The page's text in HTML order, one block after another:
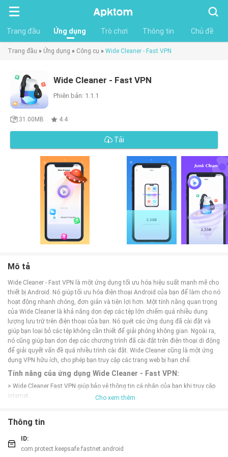
Tìm
kiếm
Trang đầu
Ứng dụng Trò chơi Thông tin Chủ đề
Trang đầu » Ứng dụng » Công cụ » Wide Cleaner - Fast VPN
Wide Cleaner - Fast VPN
Phiên bản: 1.1.1
31.00MB 4.4
Tải
Mô tả
Wide Cleaner - Fast VPN là một ứng dụng tối ưu hóa hiệu suất mạnh mẽ cho
thiết bị Android. Nó giúp tối ưu hóa điện thoại Android của bạn để làm cho nó
hoạt động nhanh chóng, đơn giản và tiện lợi hơn. Một tính năng quan trọng
của Wide Cleaner là khả năng dọn dẹp các tệp lớn chiếm quá nhiều dung
lượng lưu trữ trên điện thoại của bạn. Nó quét các ứng dụng đã cài đặt và
giúp bạn loại bỏ các tệp không cần thiết để giải phóng không gian. Ngoài ra,
nó cũng giúp bạn dọn dẹp các chương trình đã cài đặt trên điện thoại di động
để giải quyết vấn đề quá nhiều trình cài đặt. Wide Cleaner cũng là một ứng
dụng VPN hữu ích, cho phép bạn truy cập các trang web bị hạn chế.
Tính năng của ứng dụng Wide Cleaner - Fast VPN:
> Wide Cleaner Fast VPN giúp bảo vệ thông tin cá nhân của bạn khi truy cập
internet.
> Wide Cleaner Fast VPN giúp bạn tăng tốc độ internet và giảm ping khi chơi
game trực tuyến.
> Wide Cleaner Fast VPN cung cấp các máy chủ VPN tải xuống tốc độ cao để
bạn có thể tải xuống nhanh chóng các tệp tin lớn.
Cho xem thêm
Thông tin
ID:
com.protect.keepsafe.fastnet.android